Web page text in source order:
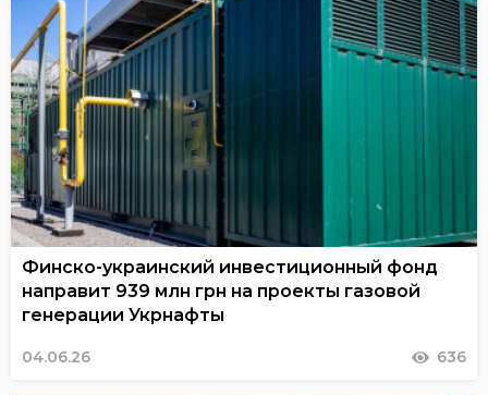
Финско-украинский инвестиционный фонд
направит 939 млн грн на проекты газовой
генерации Укрнафты
04.06.26 636